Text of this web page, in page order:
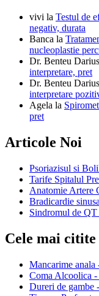
vivi la Testul de
negativ, durata
Banca la
nucleoplastie
Dr. Benteu Darius
interpretare, pret
Dr. Benteu Darius
interpretare
Agela la
pret
Articole Noi
Psoriazisul si
Tarife Spitalul
Anatomie Artere
Bradicardie
Sindromul de
Cele mai
Mancarime anala
Coma Alcoolica -
Dureri de gambe